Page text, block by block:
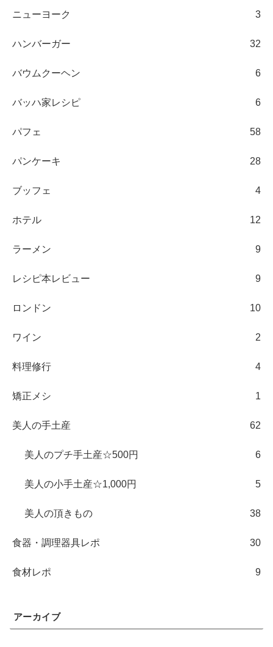
ニューヨーク 3
ハンバーガー 32
バウムクーヘン 6
バッハ家レシピ 6
パフェ 58
パンケーキ 28
ブッフェ 4
ホテル 12
ラーメン 9
レシピ本レビュー 9
ロンドン 10
ワイン 2
料理修行 4
矯正メシ 1
美人の手土産 62
美人のプチ手土産☆500円 6
美人の小手土産☆1,000円 5
美人の頂きもの 38
食器・調理器具レポ 30
食材レポ 9
アーカイブ